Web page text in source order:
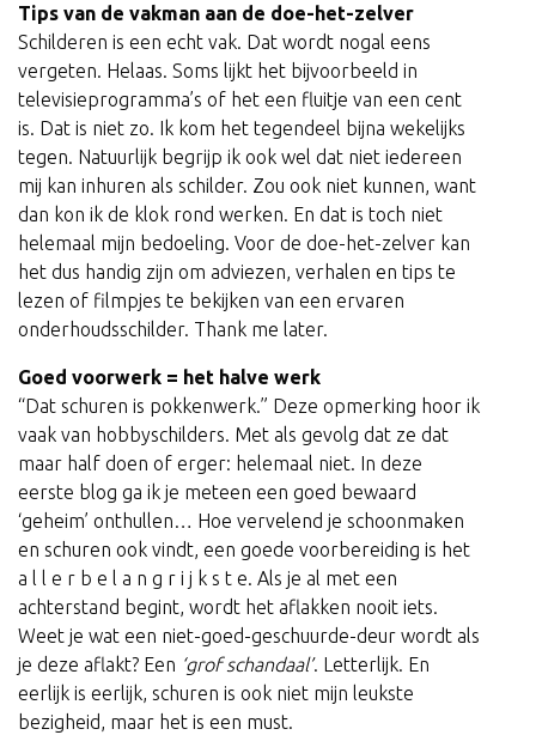
Tips van de vakman aan de doe-het-zelver
Schilderen is een echt vak. Dat wordt nogal eens
vergeten. Helaas. Soms lijkt het bijvoorbeeld in
televisieprogramma’s of het een fluitje van een cent
is. Dat is niet zo. Ik kom het tegendeel bijna wekelijks
tegen. Natuurlijk begrijp ik ook wel dat niet iedereen
mij kan inhuren als schilder. Zou ook niet kunnen, want
dan kon ik de klok rond werken. En dat is toch niet
helemaal mijn bedoeling. Voor de doe-het-zelver kan
het dus handig zijn om adviezen, verhalen en tips te
lezen of filmpjes te bekijken van een ervaren
onderhoudsschilder. Thank me later.
Goed voorwerk = het halve werk
“Dat schuren is pokkenwerk.” Deze opmerking hoor ik
vaak van hobbyschilders. Met als gevolg dat ze dat
maar half doen of erger: helemaal niet. In deze
eerste blog ga ik je meteen een goed bewaard
‘geheim’ onthullen… Hoe vervelend je schoonmaken
en schuren ook vindt, een goede voorbereiding is het
a l l e r b e l a n g r i j k s t e. Als je al met een
achterstand begint, wordt het aflakken nooit iets.
Weet je wat een niet-goed-geschuurde-deur wordt als
je deze aflakt? Een ‘grof schandaal’. Letterlijk. En
eerlijk is eerlijk, schuren is ook niet mijn leukste
bezigheid, maar het is een must.